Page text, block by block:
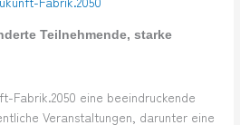
Teilnehmende, starke
Fabrik.2050 eine beeindruckende
Veranstaltungen, darunter eine